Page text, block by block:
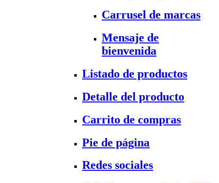
Carrusel de marcas
Mensaje de
bienvenida
Listado de productos
Detalle del producto
Carrito de compras
Pie de página
Redes sociales